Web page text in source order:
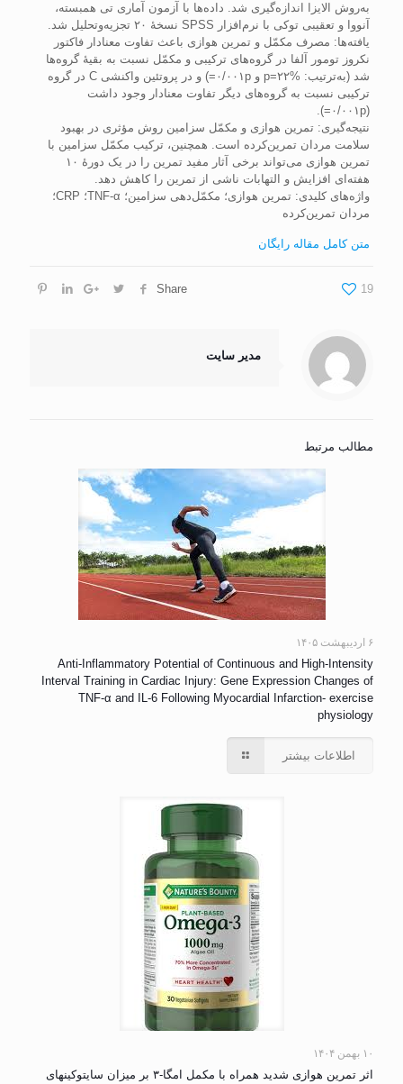
به‌‌روش الایزا اندازه‌گیری شد. داده­‌ها با آزمون آماری تی همبسته،
آنووا و تعقیبی توکی با نرم‌افزار SPSS نسخۀ ۲۰ تجزیه‌وتحلیل شد.
یافته‌ها: مصرف مکمّل و تمرین هوازی باعث تفاوت معنادار فاکتور
نکروز تومور آلفا در گروه‌های ترکیبی و مکمّل نسبت به بقیۀ گروه‌ها
شد (به‌ترتیب: %۲۲=p و ۰/۰۰۱p=) و در پروتئین واکنشی C در گروه
ترکیبی نسبت به گروه‌های دیگر تفاوت معنا­دار وجود داشت
(۰/۰۰۱p=).
نتیجه‌گیری: تمرین هوازی و مکمّل سزامین روش مؤثری در بهبود
سلامت مردان تمرین‌کرده است. همچنین، ترکیب مکمّل سزامین با
تمرین هوازی می‌تواند برخی آثار مفید تمرین را در یک دورۀ ۱۰
هفته‌ای افزایش و التهابات ناشی از تمرین را کاهش دهد.
واژه‌های کلیدی: تمرین هوازی؛ مکمّل‌دهی سزامین؛ TNF-α؛ CRP؛
مردان تمرین‌کرده
متن کامل مقاله رایگان
Share 19
مدیر سایت
مطالب مرتبط
۶ اردیبهشت ۱۴۰۵
Anti-Inflammatory Potential of Continuous and High-Intensity
Interval Training in Cardiac Injury: Gene Expression Changes of
TNF-α and IL-6 Following Myocardial Infarction- exercise
physiology
اطلاعات بیشتر
۱۰ بهمن ۱۴۰۴
اثر تمرین هوازی شدید همراه با مکمل امگا-۳ بر میزان سایتوکینهای